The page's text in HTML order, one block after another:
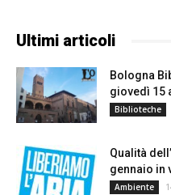
Ultimi articoli
Bologna
giovedì 15
Biblioteche
Qualità
gennaio in
Ambiente